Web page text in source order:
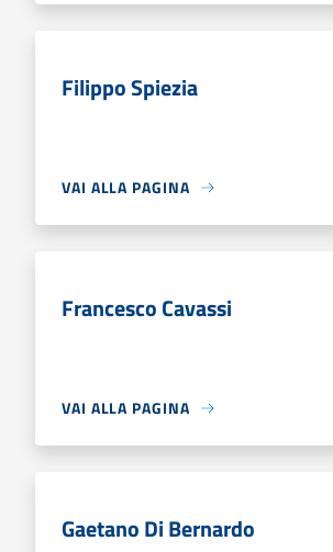
Filippo Spiezia
VAI ALLA PAGINA
Francesco Cavassi
VAI ALLA PAGINA
Gaetano Di Bernardo